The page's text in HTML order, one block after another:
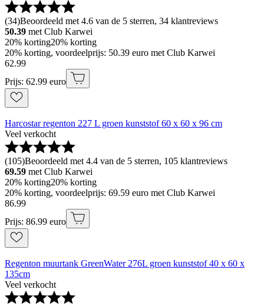
(34)Beoordeeld met 4.6 van de 5 sterren, 34 klantreviews
50.39 met Club Karwei
20% korting20% korting
20% korting, voordeelprijs: 50.39 euro met Club Karwei
62.99
Prijs: 62.99 euro
Harcostar regenton 227 L groen kunststof 60 x 60 x 96 cm
Veel verkocht
(105)Beoordeeld met 4.4 van de 5 sterren, 105 klantreviews
69.59 met Club Karwei
20% korting20% korting
20% korting, voordeelprijs: 69.59 euro met Club Karwei
86.99
Prijs: 86.99 euro
Regenton muurtank GreenWater 276L groen kunststof 40 x 60 x
135cm
Veel verkocht